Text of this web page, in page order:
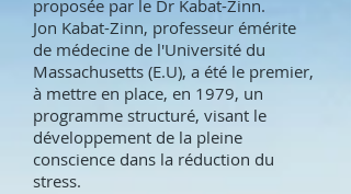
proposée par le Dr Kabat-Zinn.
Jon Kabat-Zinn, professeur émérite
de médecine de l'Université du
Massachusetts (E.U), a été le premier,
à mettre en place, en 1979, un
programme structuré, visant le
développement de la pleine
conscience dans la réduction du
stress.